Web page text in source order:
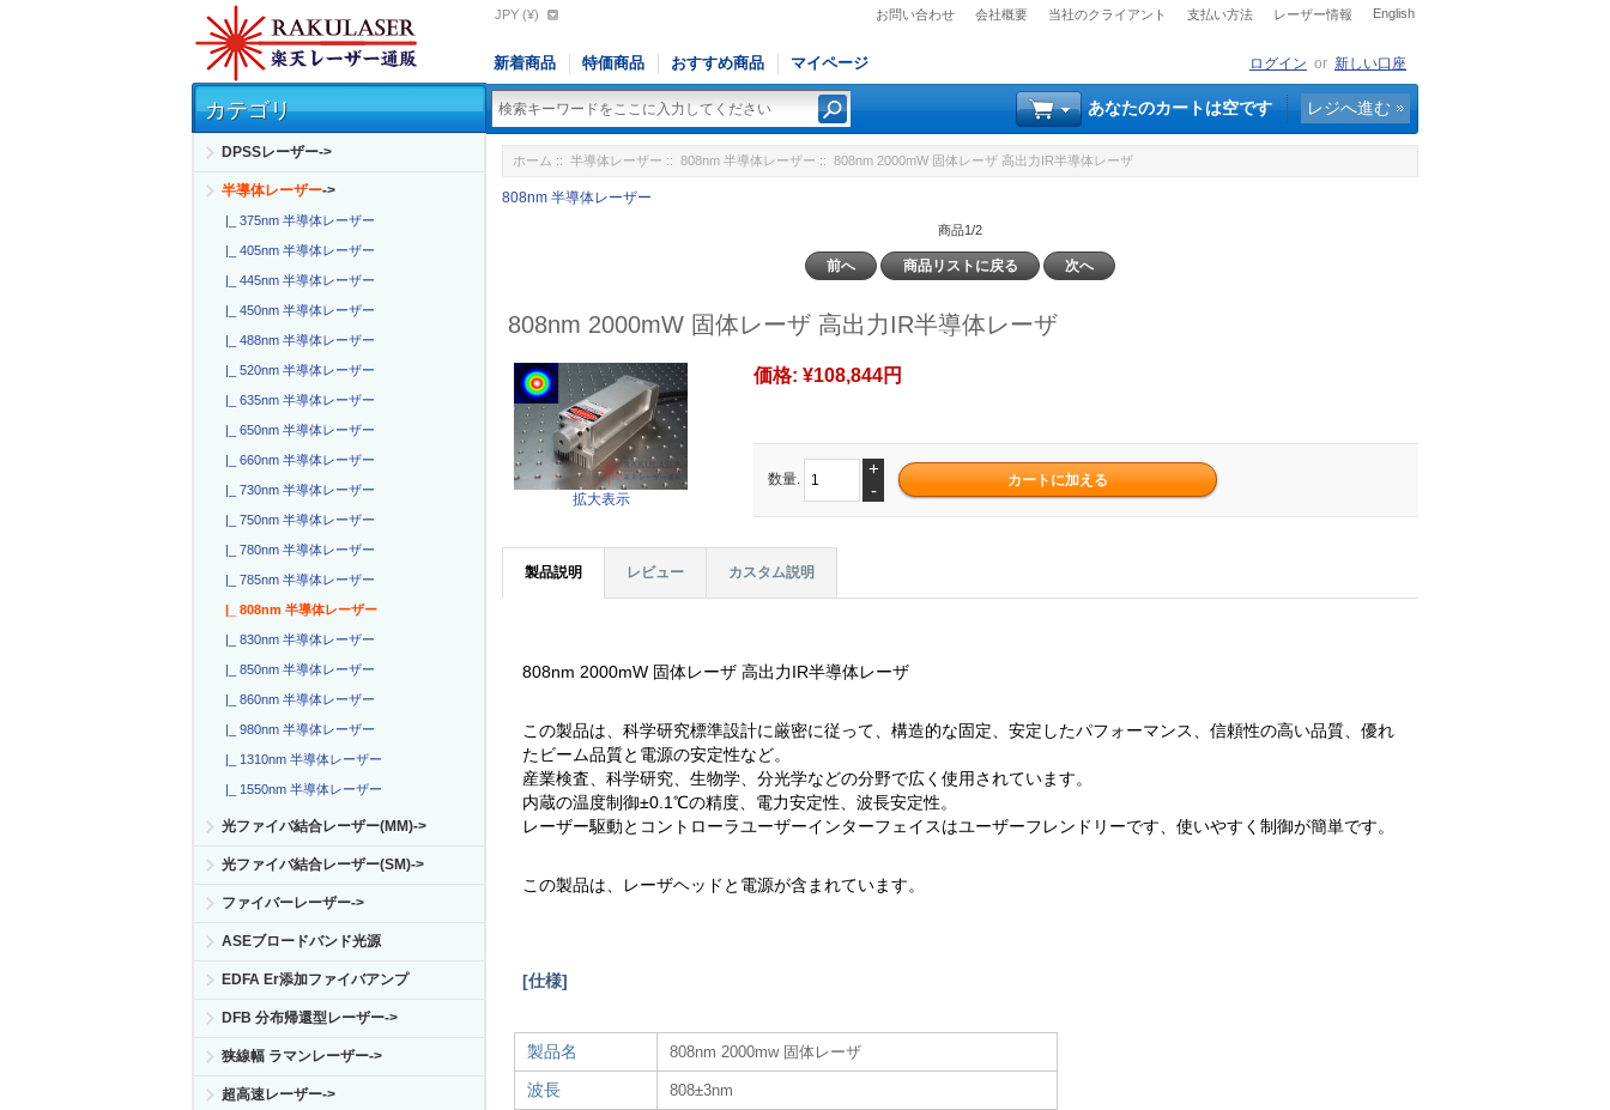
お問い合わせ 会社概要 当社のクライアント 支払い方法 レーザー情報 English
JPY (¥)
新着商品 特価商品 おすすめ商品 マイページ ログイン or 新しい口座
あなたのカートは空です レジへ進む
カテゴリ
DPSSレーザー->
半導体レーザー->
|_ 375nm 半導体レーザー
|_ 405nm 半導体レーザー
|_ 445nm 半導体レーザー
|_ 450nm 半導体レーザー
|_ 488nm 半導体レーザー
|_ 520nm 半導体レーザー
|_ 635nm 半導体レーザー
|_ 650nm 半導体レーザー
|_ 660nm 半導体レーザー
|_ 730nm 半導体レーザー
|_ 750nm 半導体レーザー
|_ 780nm 半導体レーザー
|_ 785nm 半導体レーザー
|_ 808nm 半導体レーザー
|_ 830nm 半導体レーザー
|_ 850nm 半導体レーザー
|_ 860nm 半導体レーザー
|_ 980nm 半導体レーザー
|_ 1310nm 半導体レーザー
|_ 1550nm 半導体レーザー
光ファイバ結合レーザー(MM)->
光ファイバ結合レーザー(SM)->
ファイバーレーザー->
ASEブロードバンド光源
EDFA Er添加ファイバアンプ
DFB 分布帰還型レーザー->
狭線幅 ラマンレーザー->
超高速レーザー->
ホーム ::半導体レーザー ::808nm 半導体レーザー :: 808nm 2000mW 固体レーザ 高出力IR半導体レーザ
808nm 半導体レーザー
商品1/2
前へ 商品リストに戻る 次へ
808nm 2000mW 固体レーザ 高出力IR半導体レーザ
拡大表示
価格:¥108,844円
数量.
+
-
製品説明 レビュー カスタム説明
808nm 2000mW 固体レーザ 高出力IR半導体レーザ
この製品は、科学研究標準設計に厳密に従って、構造的な固定、安定したパフォーマンス、信頼性の高い品質、優れ
たビーム品質と電源の安定性など。
産業検査、科学研究、生物学、分光学などの分野で広く使用されています。
内蔵の温度制御±0.1℃の精度、電力安定性、波長安定性。
レーザー駆動とコントローラユーザーインターフェイスはユーザーフレンドリーです、使いやすく制御が簡単です。
この製品は、レーザヘッドと電源が含まれています。
[仕様]
製品名 808nm 2000mw 固体レーザ
波長 808±3nm